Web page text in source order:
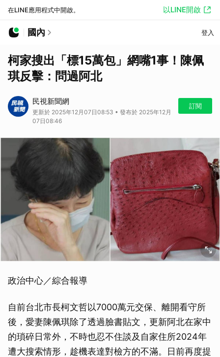
在LINE應用程式中開啟。 以LINE開啟
國內 登入
柯家搜出「標15萬包」網嘴1事！陳佩
琪反擊：問過阿北
民視新聞網
更新於 2025年12月07日08:53 • 發布於 2025年12月
07日08:46
訂閱
政治中心／綜合報導
自前台北市長柯文哲以7000萬元交保、離開看守所
後，愛妻陳佩琪除了透過臉書貼文，更新阿北在家中
的瑣碎日常外，不時也忍不住談及自家住所2024年
遭大搜索情形，趁機表達對檢方的不滿。日前再度提